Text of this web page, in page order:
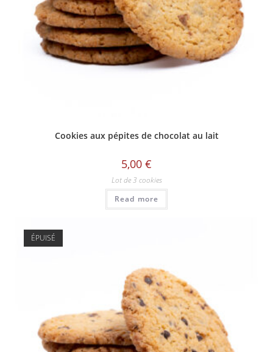
Cookies aux pépites de chocolat au lait
5,00 €
Lot de 3 cookies
Read more
ÉPUISÉ